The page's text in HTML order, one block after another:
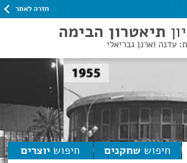
חזרה לאתר
תיאטרון הבימה
עדנה וארנן גבריאלי
חיפוש שחקנים חיפוש יוצרים